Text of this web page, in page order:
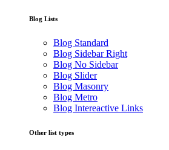
Blog Lists
Blog Standard
Blog Sidebar Right
Blog No Sidebar
Blog Slider
Blog Masonry
Blog Metro
Blog Intereactive Links
Other list types